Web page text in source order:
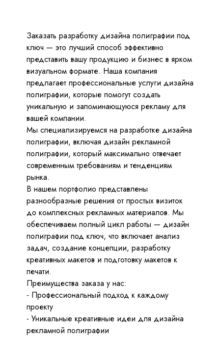
Заказать разработку дизайна полиграфии под
ключ — это лучший способ эффективно
представить вашу продукцию и бизнес в ярком
визуальном формате. Наша компания
предлагает профессиональные услуги дизайна
полиграфии, которые помогут создать
уникальную и запоминающуюся рекламу для
вашей компании.
Мы специализируемся на разработке дизайна
полиграфии, включая дизайн рекламной
полиграфии, который максимально отвечает
современным требованиям и тенденциям
рынка.
В нашем портфолио представлены
разнообразные решения от простых визиток
до комплексных рекламных материалов. Мы
обеспечиваем полный цикл работы — дизайн
полиграфии под ключ, что включает анализ
задач, создание концепции, разработку
креативных макетов и подготовку макетов к
печати.
Преимущества заказа у нас:
- Профессиональный подход к каждому
проекту
- Уникальные креативные идеи для дизайна
рекламной полиграфии
Остались вопросы?
Напишите нам!
Если удобнее, напишите сюда
Ваш телефон
Ваш email
Ваше имя